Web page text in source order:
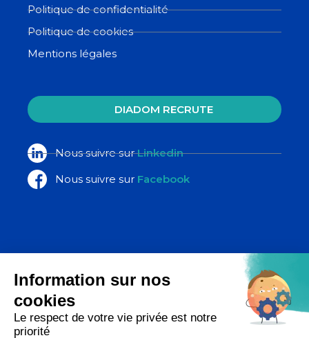
Politique de confidentialité
Politique de cookies
Mentions légales
DIADOM RECRUTE
Nous suivre surLinkedin
Nous suivre sur Facebook
La Poste Santé & Autonomie,
un ensemble d’expertises du groupe